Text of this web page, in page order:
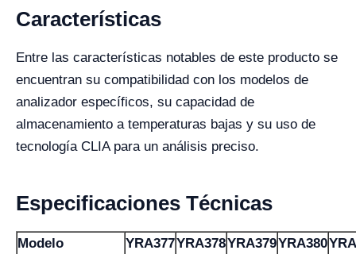
Características
Entre las características notables de este producto se
encuentran su compatibilidad con los modelos de
analizador específicos, su capacidad de
almacenamiento a temperaturas bajas y su uso de
tecnología CLIA para un análisis preciso.
Especificaciones Técnicas
Modelo YRA377YRA378YRA379YRA380